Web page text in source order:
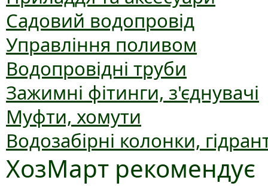
Садовий водопровід
Управління поливом
Водопровідні труби
Зажимні фітинги, з'єднувачі
Муфти, хомути
Водозабірні колонки,
ХозМарт рекомендує